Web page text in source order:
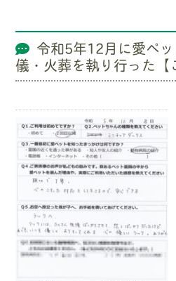
令和5年12月に愛ペ
儀・火葬を執り行った【